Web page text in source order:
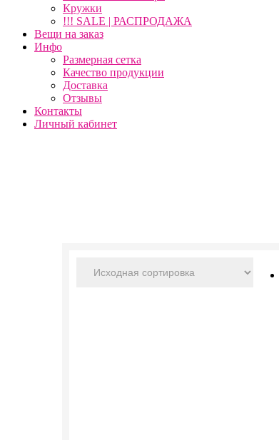
Кружки
!!! SALE | РАСПРОДАЖА
Вещи на заказ
Инфо
Размерная сетка
Качество продукции
Доставка
Отзывы
Контакты
Личный кабинет